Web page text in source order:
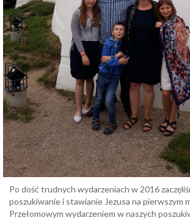
Po dość trudnych wydarzeniach w 2016
poszukiwanie i stawianie Jezusa na pierwszym
Przełomowym wydarzeniem w naszych